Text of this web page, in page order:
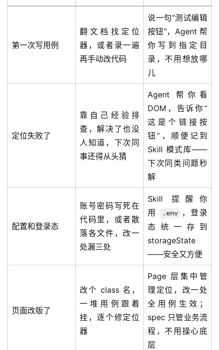
第一次写用例
翻文档找定位
器，或者录一遍
再手动改代码
说一句”测试编辑
按钮”，Agent 帮
你写到指定目
录，不用想放哪
儿
定位失败了
靠自己经验排
查，解决了也没
人知道，下次同
事还得从头猜
Agent 帮你看
DOM，告诉你”
这是个链接按
钮”，顺便记到
Skill 模式库——
下次同类问题秒
解
配置和登录态
账号密码写死在
代码里，或者散
落各文件，改一
处漏三处
Skill 提醒你
用
.env
，登录
态统一存到
storageState
——安全又方便
页面改版了
改个 class 名，
一堆用例跟着
挂，逐个修定位
器
Page 层集中管
理定位，改一处
全用例生效；
spec 只管业务流
程，不用操心底
层